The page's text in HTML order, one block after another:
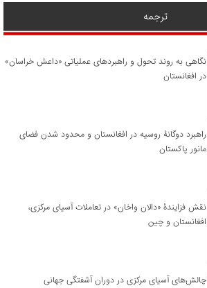
ترجمه
نگاهی به روند تحول و راهبردهای عملیاتی «داعش خراسان»
در افغانستان
راهبرد دوگانۀ روسیه در افغانستان و محدود شدن فضای
مانور پاکستان
نقش فزایندۀ «دالان واخان» در تعاملات آسیای مرکزی،
افغانستان و چین
چالش‌های آسیای مرکزی در دوران آشفتگی جهانی